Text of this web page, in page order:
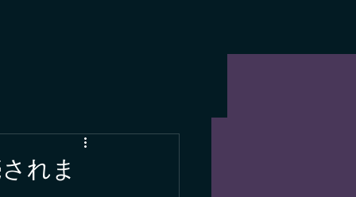
れま